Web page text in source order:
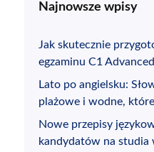
Najnowsze wpisy
Jak skutecznie
egzaminu C1
Lato po angielsku:
plażowe i wodne,
Nowe przepisy
kandydatów na studia